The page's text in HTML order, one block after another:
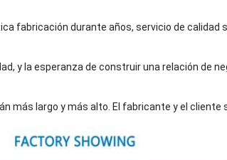
fabricación durante años, servicio de calidad
y la esperanza de construir una relación de
más largo y más alto. El fabricante y el